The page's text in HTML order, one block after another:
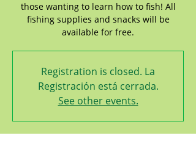
those wanting to learn how to fish! All
fishing supplies and snacks will be
available for free.
Registration is closed. La
Registración está cerrada.
See other events.